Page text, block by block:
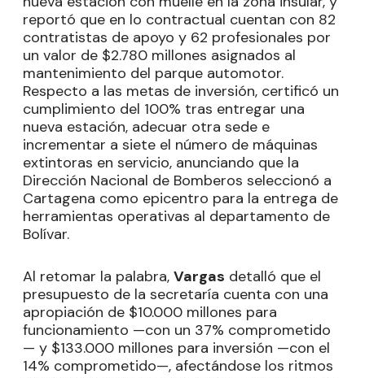
reportó que en lo contractual cuentan con 82
contratistas de apoyo y 62 profesionales por
un valor de $2.780 millones asignados al
mantenimiento del parque automotor.
Respecto a las metas de inversión, certificó un
cumplimiento del 100% tras entregar una
nueva estación, adecuar otra sede e
incrementar a siete el número de máquinas
extintoras en servicio, anunciando que la
Dirección Nacional de Bomberos seleccionó a
Cartagena como epicentro para la entrega de
herramientas operativas al departamento de
Bolívar.
Al retomar la palabra, Vargas detalló que el
presupuesto de la secretaría cuenta con una
apropiación de $10.000 millones para
funcionamiento —con un 37% comprometido
— y $133.000 millones para inversión —con el
14% comprometido—, afectándose los ritmos